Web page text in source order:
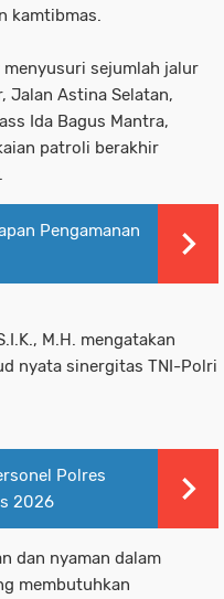
kamtibmas.
sejumlah jalur
Jalan Astina Selatan,
Ida Bagus Mantra,
patroli berakhir
Pengamanan
M.H. mengatakan
nyata sinergitas TNI-Polri
Polres
2026
dan nyaman dalam
membutuhkan